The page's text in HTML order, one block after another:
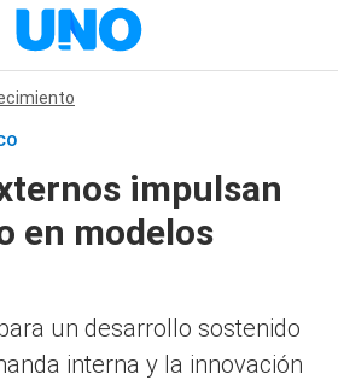
impulsan
en modelos
un desarrollo sostenido
interna y la innovación